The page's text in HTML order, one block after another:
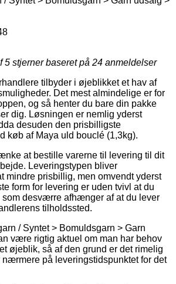
5 stjerner baseret på 24 anmeldelser
tilbyder i øjeblikket et hav af
Det mest almindelige er for
og så henter du bare din pakke
dig. Løsningen er nemlig yderst
desuden den prisbilligste
køb af Maya uld bouclé (1,3kg).
at bestille varerne til levering til dit
Leveringstypen bliver
mindre prisbillig, men omvendt yderst
form for levering er uden tvivl at du
som desværre afhænger af at du lever
tilholdssted.
/ Syntet > Bomuldsgarn > Garn
være rigtig aktuel om man har behov
øjeblik, så af den grund er det rimelig
på leveringstidspunktet for det